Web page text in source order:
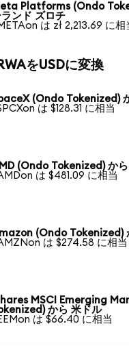
Platforms (Ondo
ンド ズロチ
は zł 2,213.69 に相
をUSDに変換
(Ondo Tokenized)
は $128.31 に相当
(Ondo Tokenized) か
は $481.09 に相当
(Ondo Tokenized)
は $274.58 に相当
MSCI Emerging
から 米ドル
は $66.40 に相当